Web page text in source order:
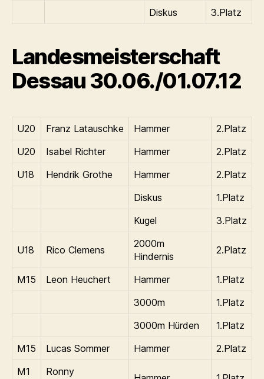
Diskus
3.Platz
Landesmeisterschaft
Dessau 30.06./01.07.12
U20 Franz Latauschke Hammer
2.Platz
U20
Isabel Richter Hammer
2.Platz
U18
Hendrik Grothe Hammer
2.Platz
Diskus
1.Platz
Kugel
3.Platz
U18 Rico Clemens
2000m
Hindernis
2.Platz
M15 Leon Heuchert Hammer
1.Platz
3000m
1.Platz
3000m Hürden
1.Platz
M15
Lucas Sommer Hammer
2.Platz
M1
Ronny